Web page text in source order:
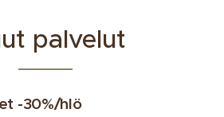
palvelut
-30%/hlö